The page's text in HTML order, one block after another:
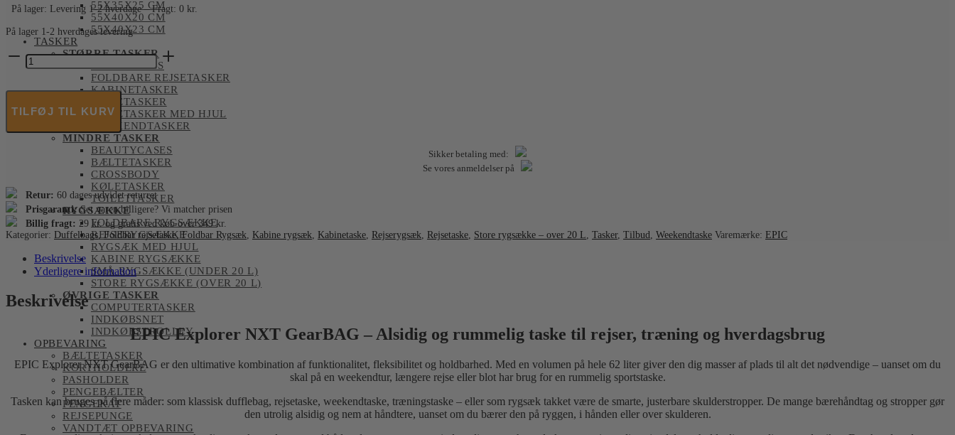
55X35X25 CM
55X40X20 CM
55X40X23 CM
TASKER
STØRRE TASKER
DUFFELBAGS
FOLDBARE REJSETASKER
KABINETASKER
REJSETASKER
REJSETASKER MED HJUL
WEEKENDTASKER
MINDRE TASKER
BEAUTYCASES
BÆLTETASKER
CROSSBODY
KØLETASKER
TOILETTASKER
RYGSÆKKE
FOLDBARE RYGSÆKKE
REJSERYGSÆKKE
RYGSÆK MED HJUL
KABINE RYGSÆKKE
SMÅ RYGSÆKKE (UNDER 20 L)
STORE RYGSÆKKE (OVER 20 L)
ØVRIGE TASKER
COMPUTERTASKER
INDKØBSNET
INDKØBSTROLLEY
OPBEVARING
BÆLTETASKER
KORTHOLDERE
PASHOLDER
PENGEBÆLTER
PENGEKAT
REJSEPUNGE
VANDTÆT OPBEVARING
På lager: Levering 1-2 hverdage – Fragt: 0 kr.
På lager 1-2 hverdages levering
EPIC
-
NXT
Taske
antal
TILFØJ TIL KURV
Sikker betaling med:
Se vores anmeldelser på
Retur: 60 dages udvidet returret
Prisgaranti:Set varen billigere? Vi matcher prisen
Billig fragt: 29 kr. og gratis ved køb over 349 kr.
Kategorier: Duffelbags,Foldbar rejsetaske,Foldbar Rygsæk Kabine rygsæk Kabinetaske Rejserygsæk Rejsetaske Store rygsække – over 20 L Tasker, Tilbud Weekendtaske Varemærke: EPIC
Beskrivelse
Yderligere information
Beskrivelse
EPIC Explorer NXT GearBAG – Alsidig og rummelig taske til rejser, træning og hverdagsbrug
EPIC Explorer NXT GearBAG er den ultimative kombination af funktionalitet, fleksibilitet og holdbarhed. Med en volumen på hele 62 liter giver den dig masser af plads til alt det nødvendige – uanset om du
skal på en weekendtur, længere rejse eller blot har brug for en rummelig sportstaske.
Tasken kan bruges på flere måder: som klassisk dufflebag, rejsetaske, weekendtaske, træningstaske – eller som rygsæk takket være de smarte, justerbare skulderstropper. De mange bærehåndtag og stropper gør
den utrolig alsidig og nem at håndtere, uanset om du bærer den på ryggen, i hånden eller over skulderen.